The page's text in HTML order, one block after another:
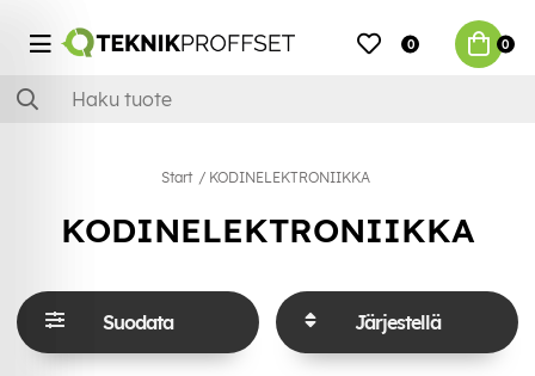
0 0
Start KODINELEKTRONIIKKA
KODINELEKTRONIIKKA
Suodata Järjestellä